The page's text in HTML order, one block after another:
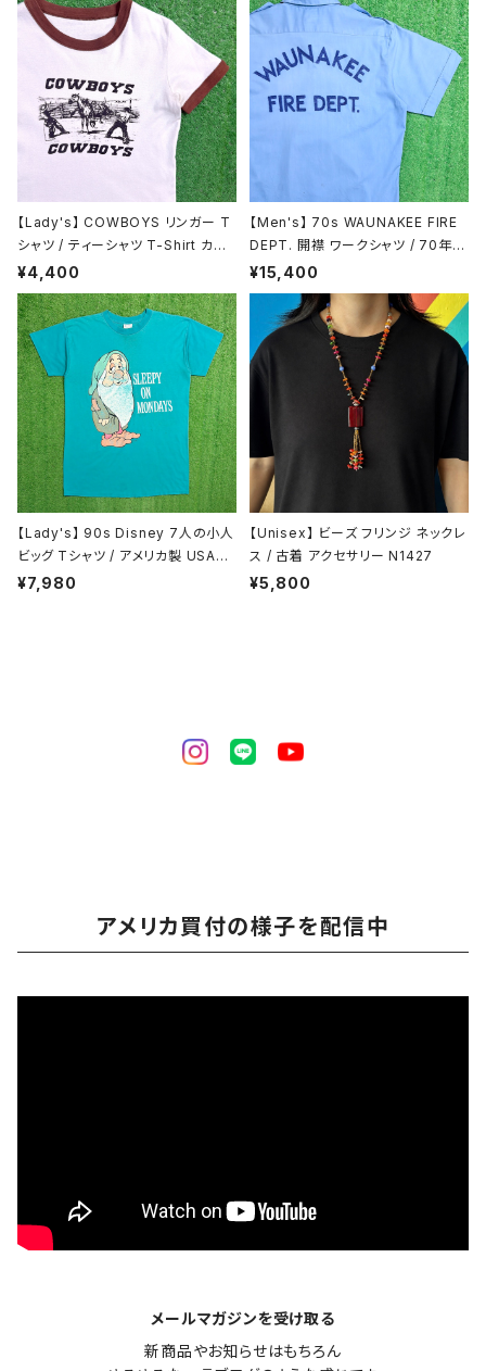
【Lady's】 COWBOYS リンガー T
シャツ / ティーシャツ T-Shirt カウ
ボーイ リンガー リブ 2199
¥4,400
【Men's】 70s WAUNAKEE FIRE
DEPT. 開襟 ワークシャツ / 70年代
古着 シャツ 半袖 N1484
¥15,400
【Lady's】 90s Disney 7人の小人
ビッグ Tシャツ / アメリカ製 USA製
90年代 ディズニー ワンピース ワン
¥7,980
【Unisex】 ビーズ フリンジ ネックレ
ス / 古着 アクセサリー N1427
¥5,800
アメリカ買付の様子を配信中
メールマガジンを受け取る
新商品やお知らせはもちろん